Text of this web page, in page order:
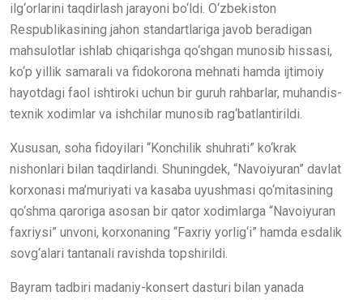
ilg‘orlarini taqdirlash jarayoni bo‘ldi. O‘zbekiston
Respublikasining jahon standartlariga javob beradigan
mahsulotlar ishlab chiqarishga qo‘shgan munosib hissasi,
ko‘p yillik samarali va fidokorona mehnati hamda ijtimoiy
hayotdagi faol ishtiroki uchun bir guruh rahbarlar, muhandis-
texnik xodimlar va ishchilar munosib rag‘batlantirildi.
Xususan, soha fidoyilari “Konchilik shuhrati” ko‘krak
nishonlari bilan taqdirlandi. Shuningdek, “Navoiyuran” davlat
korxonasi ma’muriyati va kasaba uyushmasi qo‘mitasining
qo‘shma qaroriga asosan bir qator xodimlarga “Navoiyuran
faxriysi” unvoni, korxonaning “Faxriy yorlig‘i” hamda esdalik
sovg‘alari tantanali ravishda topshirildi.
Bayram tadbiri madaniy-konsert dasturi bilan yanada